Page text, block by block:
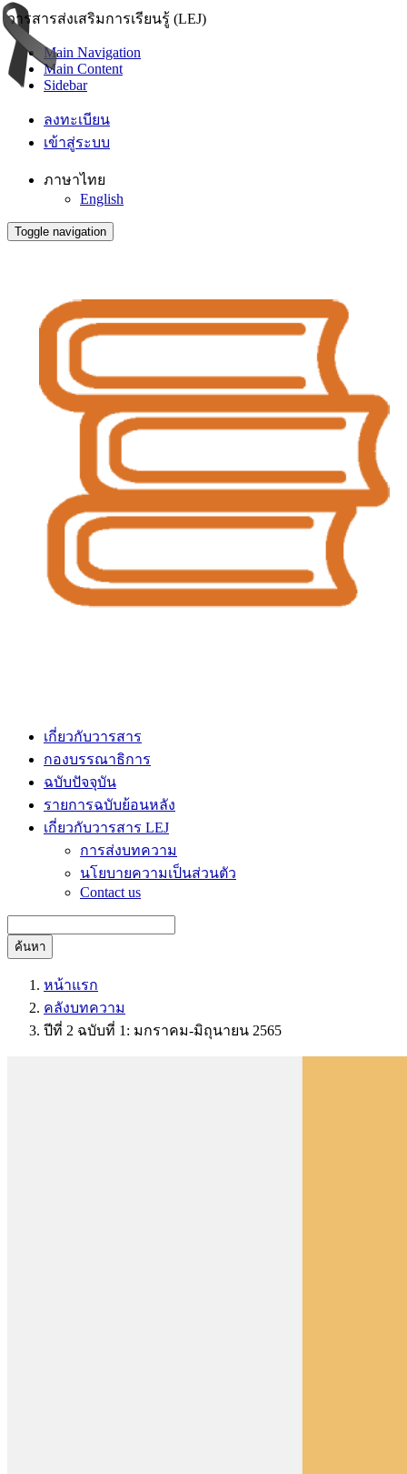
วารสารส่งเสริมการเรียนรู้ (LEJ)
Main Navigation
Main Content
Sidebar
ลงทะเบียน
เข้าสู่ระบบ
ภาษาไทย
English
Toggle navigation
เกี่ยวกับวารสาร
กองบรรณาธิการ
ฉบับปัจจุบัน
รายการฉบับย้อนหลัง
เกี่ยวกับวารสาร LEJ
การส่งบทความ
นโยบายความเป็นส่วนตัว
Contact us
ค้นหา
หน้าแรก
คลังบทความ
ปีที่ 2 ฉบับที่ 1: มกราคม-มิถุนายน 2565